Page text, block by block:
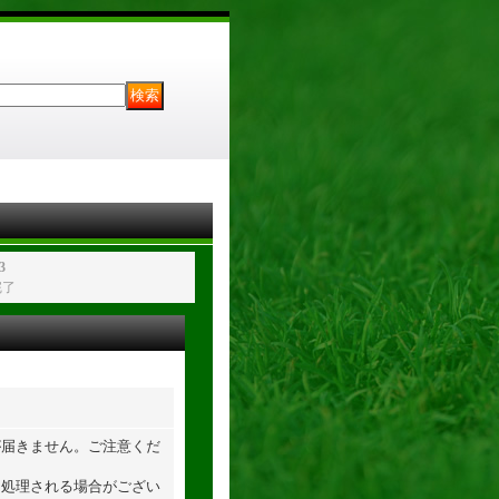
きません。ご注意くだ
理される場合がござい